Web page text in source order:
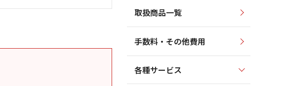
取扱商品一覧
手数料・その他費用
各種サービス